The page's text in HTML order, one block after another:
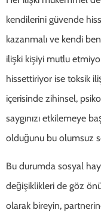
kendilerini güvende
kazanmalı ve kendi
ilişki kişiyi mutlu
hissettiriyor ise toksik
içerisinde zihinsel,
saygınızı etkilemeye
olduğunu bu olumsuz
Bu durumda sosyal
değişiklikleri de göz
olarak bireyin,